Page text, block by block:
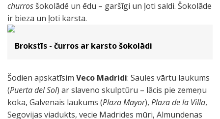
churrosšokolādē un ēdu – garšīgi un ļoti saldi. Šokolāde
ir bieza un ļoti karsta.
Brokstīs - čurros ar karsto šokolādi
Šodien apskatīsim Veco Madridi: Saules vārtu laukums
(Puerta del Sol) ar slaveno skulptūru – lācis pie zemeņu
koka, Galvenais laukums (Plaza Mayor), Plaza de la Villa,
Segovijas viadukts, vecie Madrides mūri, Almundenas